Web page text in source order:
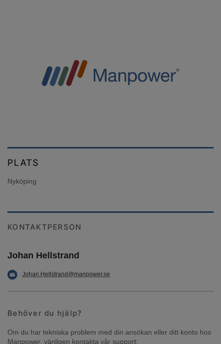
PLATS
Nyköping
KONTAKTPERSON
Johan Hellstrand
Johan.Hellstrand@manpower.se
Behöver du hjälp?
Om du har tekniska problem med din ansökan eller ditt konto hos
Manpower, vänligen kontakta vår support: